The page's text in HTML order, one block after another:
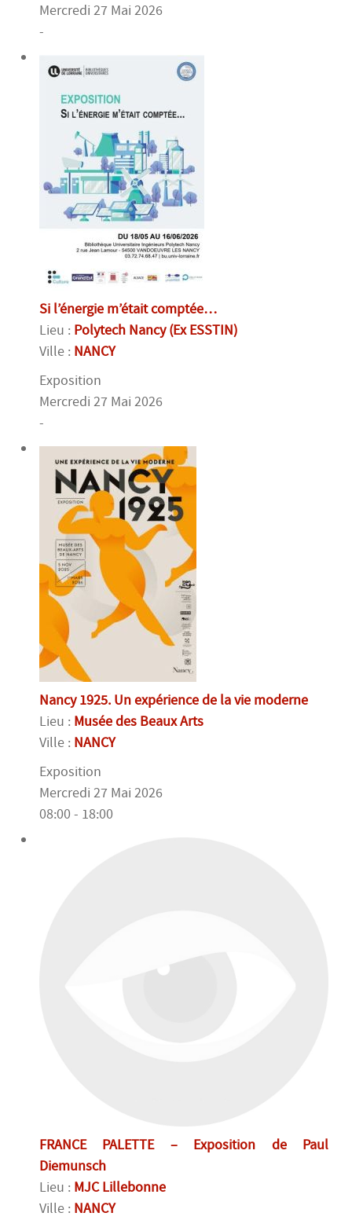
Mercredi 27 Mai 2026
-
Si l’énergie m’était comptée…
Lieu : Polytech Nancy (Ex ESSTIN)
Ville : NANCY
Exposition
Mercredi 27 Mai 2026
-
Nancy 1925. Un expérience de la vie moderne
Lieu : Musée des Beaux Arts
Ville : NANCY
Exposition
Mercredi 27 Mai 2026
08:00 - 18:00
FRANCE PALETTE – Exposition de Paul
Diemunsch
Lieu : MJC Lillebonne
Ville : NANCY